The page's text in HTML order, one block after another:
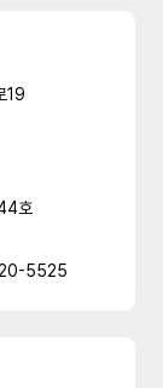
19
호
5525